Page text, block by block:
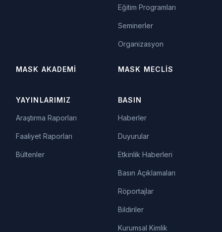
Eğitim Programları
Seminerler
Organizasyon
MASK AKADEMI MASK MECLIS
YAYINLARIMIZ
Araştırma Raporları
Faaliyet Raporları
Bültenler
BASIN
Haberler
Duyurular
Etkinlik Haberleri
Basın Açıklamaları
Röportajlar
Bildiriler
Kurumsal Kimlik